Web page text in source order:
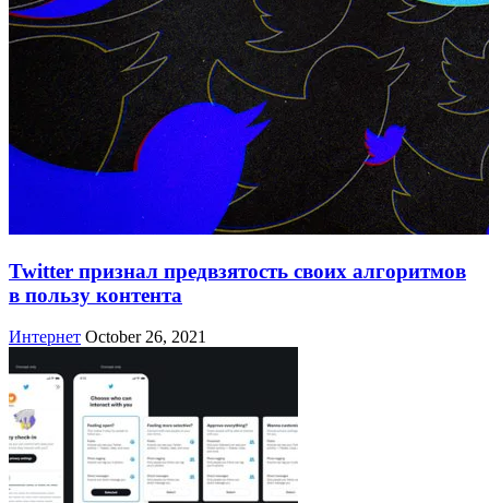
Twitter признал предвзятость своих алгоритмов
в пользу контента
Интернет October 26, 2021